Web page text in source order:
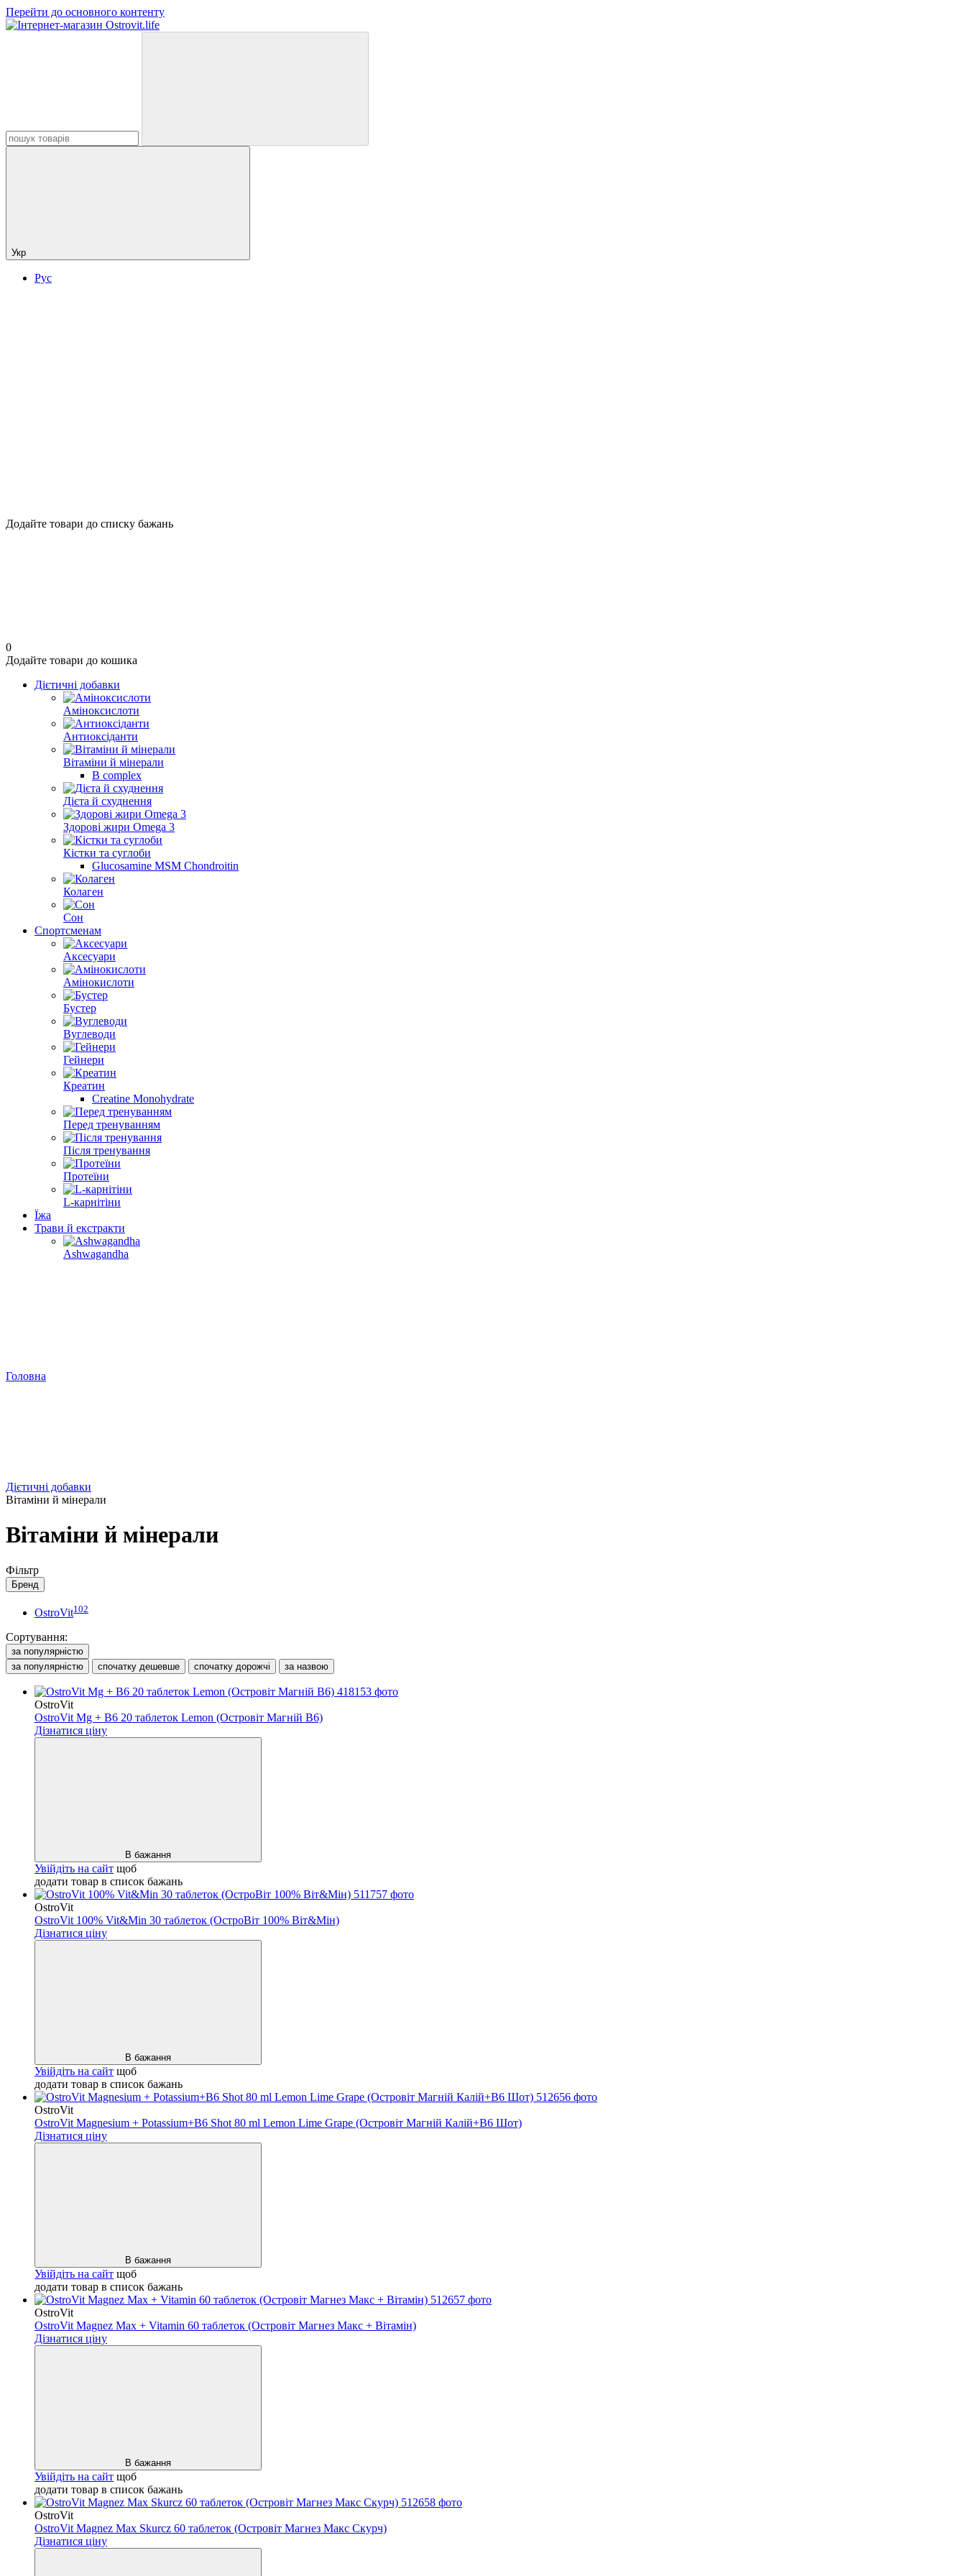
Перейти до основного контенту
Укр
Рус
Додайте товари до списку бажань
0
Додайте товари до кошика
Дієтичні добавки
Аміноксислоти
Антиоксіданти
Вітаміни й мінерали
B complex
Дієта й схуднення
Здорові жири Omega 3
Кістки та суглоби
Glucosamine MSM Chondroitin
Колаген
Сон
Спортсменам
Аксесуари
Амінокислоти
Бустер
Вуглеводи
Гейнери
Креатин
Creatine Monohydrate
Перед тренуванням
Після тренування
Протеїни
L-карнітіни
Їжа
Трави й екстракти
Ashwagandha
Головна
Дієтичні добавки
Вітаміни й мінерали
Вітаміни й мінерали
Фільтр
Бренд
OstroVit102
Сортування:
за популярністю
за популярністю
спочатку дешевше спочатку дорожчі за назвою
OstroVit
OstroVit Mg + B6 20 таблеток Lemon (Островіт Магній В6)
Дізнатися ціну
В бажання
Увійдіть на сайт щоб
додати товар в список бажань
OstroVit
OstroVit 100% Vit&Min 30 таблеток (ОстроВіт 100% Віт&Мін)
Дізнатися ціну
В бажання
Увійдіть на сайт щоб
додати товар в список бажань
OstroVit
OstroVit Magnesium + Potassium+B6 Shot 80 ml Lemon Lime Grape (Островіт Магній Калій+В6 Шот)
Дізнатися ціну
В бажання
Увійдіть на сайт щоб
додати товар в список бажань
OstroVit
OstroVit Magnez Max + Vitamin 60 таблеток (Островіт Магнез Макс + Вітамін)
Дізнатися ціну
В бажання
Увійдіть на сайт щоб
додати товар в список бажань
OstroVit
OstroVit Magnez Max Skurcz 60 таблеток (Островіт Магнез Макс Скурч)
Дізнатися ціну